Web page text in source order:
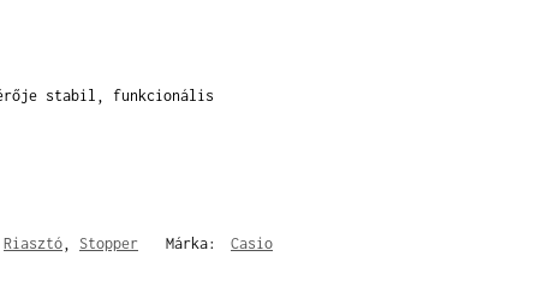
stabil, funkcionális
Riasztó, Stopper Márka: Casio